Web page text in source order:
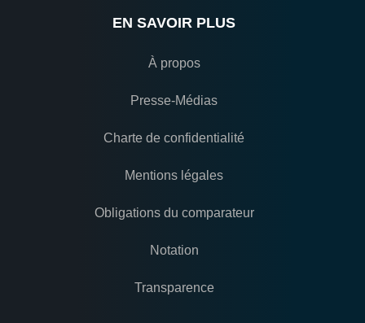
EN SAVOIR PLUS
À propos
Presse-Médias
Charte de confidentialité
Mentions légales
Obligations du comparateur
Notation
Transparence